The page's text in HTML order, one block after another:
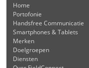
Home
Portofonie
Handsfree Communicatie
Smartphones & Tablets
Merken
Doelgroepen
Diensten